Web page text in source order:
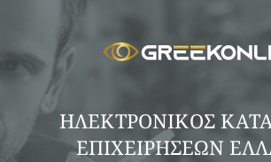
ΗΛΕΚΤΡΟΝΙΚΟΣ
ΕΠΙΧΕΙΡΗΣΕΩΝ